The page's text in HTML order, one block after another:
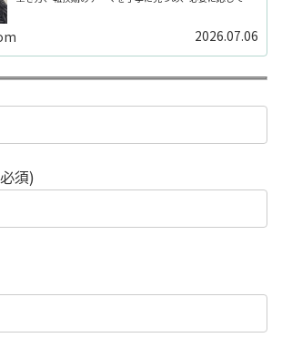
ードや感性の視点も補助的に用います。
2026.07.06
須)